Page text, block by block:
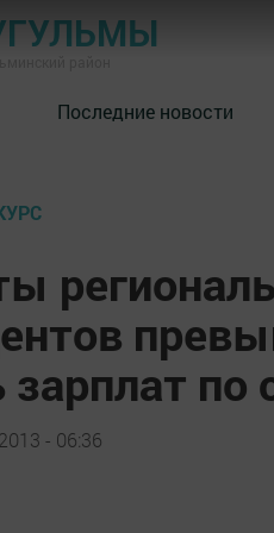
Последние новости
зарплат по
- 06:36